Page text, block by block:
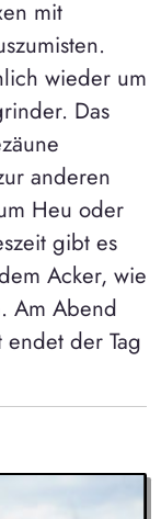
mit
wieder um
Das
anderen
Heu oder
gibt es
Acker, wie
Am Abend
der Tag